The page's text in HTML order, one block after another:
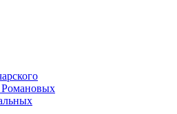
Романовых